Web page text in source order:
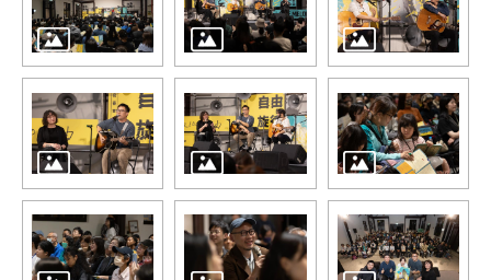
網
站
資
料
開
放
宣
告
保